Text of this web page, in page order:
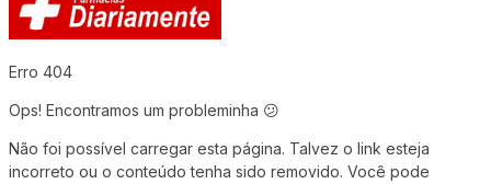
Erro 404
Ops! Encontramos um probleminha 😕
Não foi possível carregar esta página. Talvez o link esteja
incorreto ou o conteúdo tenha sido removido. Você pode